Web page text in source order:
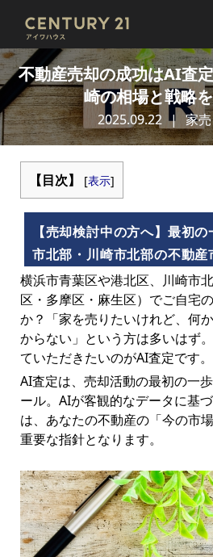
不動産売却の成功はAI査
崎の相場と戦略
2025.09.22 家
【目次】 [表示]
【売却検討中の方へ】最初
市北部・川崎市北部の不動産
横浜市青葉区や港北区、川崎市
区・多摩区・麻生区）でご自宅
か？「家を売りたいけれど、何
からない」という方は多いはず
ていただきたいのがAI査定です。
AI査定は、売却活動の最初の一
ール。AIが客観的なデータに基
は、あなたの不動産の「今の市
重要な指針となります。